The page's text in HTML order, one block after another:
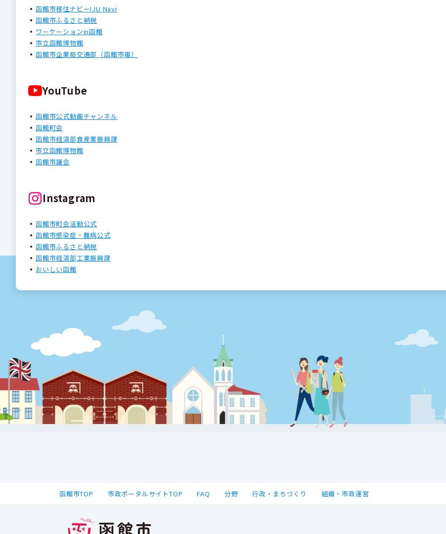
函館市移住ナビーIJU Navi
函館市ふるさと納税
ワーケーションin函館
市立函館博物館
函館市企業局交通部（函館市電）
YouTube
函館市公式動画チャンネル
函館町会
函館市経済部食産業振興課
市立函館博物館
函館市議会
Instagram
函館市町会活動公式
函館市感染症・難病公式
函館市ふるさと納税
函館市経済部工業振興課
おいしい函館
函館市TOP 市政ポータルサイトTOP FAQ 分野 行政・まちづくり 組織・市政運営